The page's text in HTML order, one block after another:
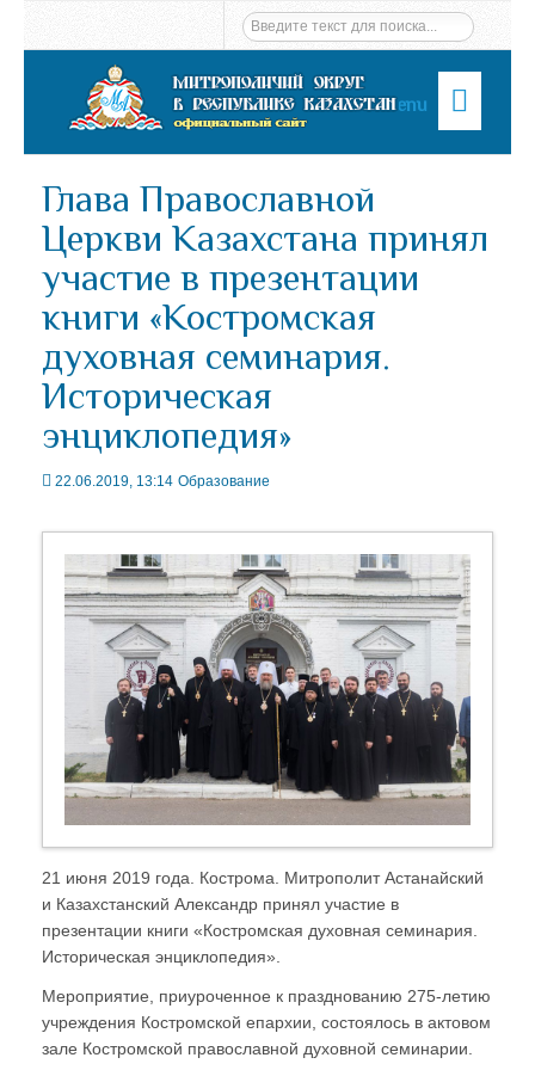
Menu
Глава Православной
Церкви Казахстана принял
участие в презентации
книги «Костромская
духовная семинария.
Историческая
энциклопедия»
22.06.2019, 13:14 Образование
21 июня 2019 года. Кострома. Митрополит Астанайский
и Казахстанский Александр принял участие в
презентации книги «Костромская духовная семинария.
Историческая энциклопедия».
Мероприятие, приуроченное к празднованию 275-летию
учреждения Костромской епархии, состоялось в актовом
зале Костромской православной духовной семинарии.